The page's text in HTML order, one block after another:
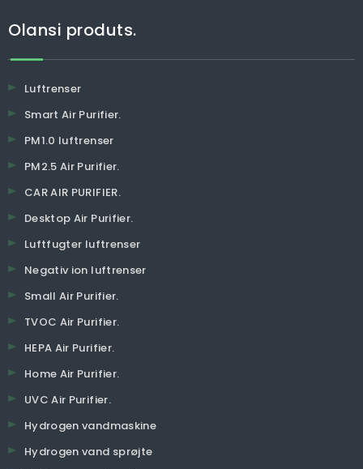
Olansi produts.
Luftrenser
Smart Air Purifier.
PM1.0 luftrenser
PM2.5 Air Purifier.
CAR AIR PURIFIER.
Desktop Air Purifier.
Luftfugter luftrenser
Negativ ion luftrenser
Small Air Purifier.
TVOC Air Purifier.
HEPA Air Purifier.
Home Air Purifier.
UVC Air Purifier.
Hydrogen vandmaskine
Hydrogen vand sprøjte